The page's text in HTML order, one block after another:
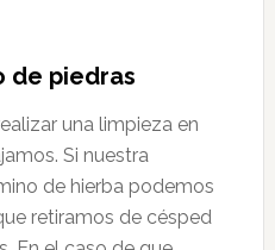
de piedras
una limpieza en
Si nuestra
de hierba podemos
retiramos de césped